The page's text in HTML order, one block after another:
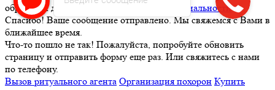
обработки данных и
политикой конфиденциальности
Спасибо! Ваше сообщение отправлено. Мы свяжемся с Вами в
ближайшее время.
Что-то пошло не так! Пожалуйста, попробуйте обновить
страницу и отправить форму еще раз. Или свяжитесь с нами
по телефону.
Вызов ритуального агента Организация похорон Купить